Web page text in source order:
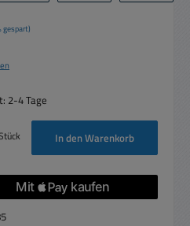
gespart)
2-4 Tage
Wert ein oder benutze die Schaltflächen um
In den Warenkorb